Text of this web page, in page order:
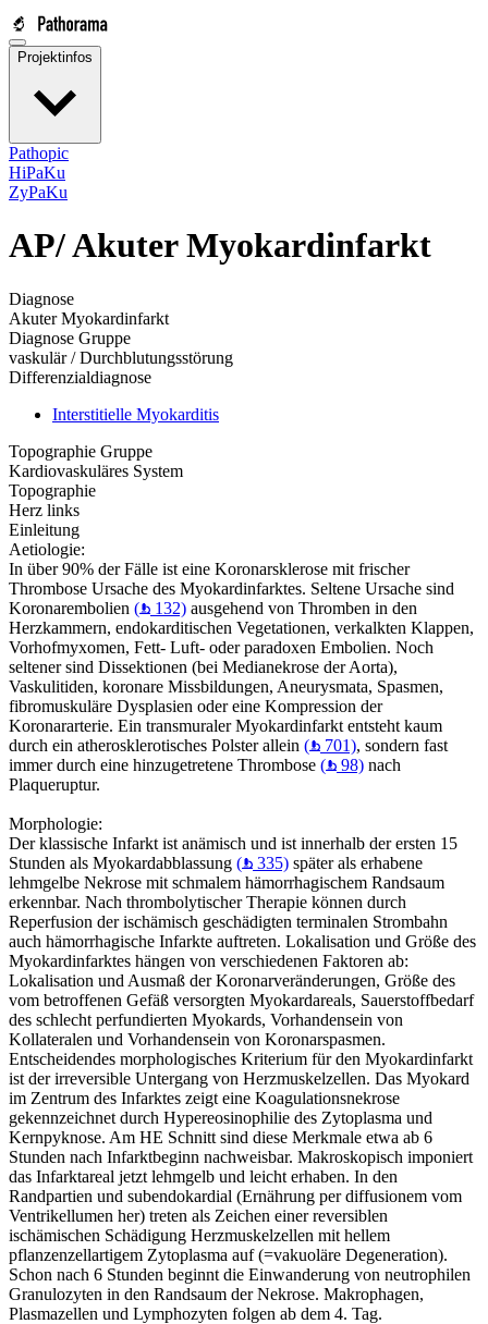
Projektinfos
Pathopic
HiPaKu
ZyPaKu
AP/Akuter Myokardinfarkt
Diagnose
Akuter Myokardinfarkt
Diagnose Gruppe
vaskulär / Durchblutungsstörung
Differenzialdiagnose
Interstitielle Myokarditis
Topographie Gruppe
Kardiovaskuläres System
Topographie
Herz links
Einleitung
Aetiologie:
In über 90% der Fälle ist eine Koronarsklerose mit frischer
Thrombose Ursache des Myokardinfarktes. Seltene Ursache sind
Koronarembolien ( 132) ausgehend von Thromben in den
Herzkammern, endokarditischen Vegetationen, verkalkten Klappen,
Vorhofmyxomen, Fett- Luft- oder paradoxen Embolien. Noch
seltener sind Dissektionen (bei Medianekrose der Aorta),
Vaskulitiden, koronare Missbildungen, Aneurysmata, Spasmen,
fibromuskuläre Dysplasien oder eine Kompression der
Koronararterie. Ein transmuraler Myokardinfarkt entsteht kaum
durch ein atherosklerotisches Polster allein ( 701), sondern fast
immer durch eine hinzugetretene Thrombose ( 98) nach
Plaqueruptur.
Morphologie:
Der klassische Infarkt ist anämisch und ist innerhalb der ersten 15
Stunden als Myokardabblassung ( 335) später als erhabene
lehmgelbe Nekrose mit schmalem hämorrhagischem Randsaum
erkennbar. Nach thrombolytischer Therapie können durch
Reperfusion der ischämisch geschädigten terminalen Strombahn
auch hämorrhagische Infarkte auftreten. Lokalisation und Größe des
Myokardinfarktes hängen von verschiedenen Faktoren ab:
Lokalisation und Ausmaß der Koronarveränderungen, Größe des
vom betroffenen Gefäß versorgten Myokardareals, Sauerstoffbedarf
des schlecht perfundierten Myokards, Vorhandensein von
Kollateralen und Vorhandensein von Koronarspasmen.
Entscheidendes morphologisches Kriterium für den Myokardinfarkt
ist der irreversible Untergang von Herzmuskelzellen. Das Myokard
im Zentrum des Infarktes zeigt eine Koagulationsnekrose
gekennzeichnet durch Hypereosinophilie des Zytoplasma und
Kernpyknose. Am HE Schnitt sind diese Merkmale etwa ab 6
Stunden nach Infarktbeginn nachweisbar. Makroskopisch imponiert
das Infarktareal jetzt lehmgelb und leicht erhaben. In den
Randpartien und subendokardial (Ernährung per diffusionem vom
Ventrikellumen her) treten als Zeichen einer reversiblen
ischämischen Schädigung Herzmuskelzellen mit hellem
pflanzenzellartigem Zytoplasma auf (=vakuoläre Degeneration).
Schon nach 6 Stunden beginnt die Einwanderung von neutrophilen
Granulozyten in den Randsaum der Nekrose. Makrophagen,
Plasmazellen und Lymphozyten folgen ab dem 4. Tag.